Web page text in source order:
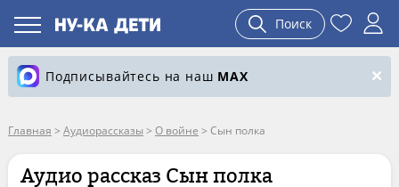
Поиск
Подписывайтесь на наш MAX
Главная > Аудиорассказы > О войне > Сын полка
Аудио рассказ Сын полка